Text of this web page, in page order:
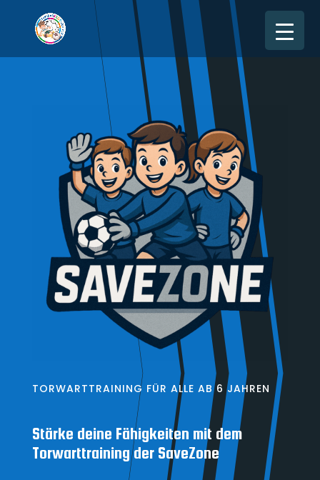
TORWARTTRAINING FÜR ALLE AB 6 JAHREN
Stärke deine Fähigkeiten mit dem
Torwarttraining der SaveZone